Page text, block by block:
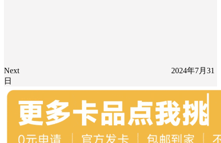
Next
2024年7月31
日